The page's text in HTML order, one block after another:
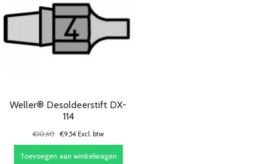
Weller® Desoldeerstift DX-
114
€10,60 €9,54 Excl. btw
Toevoegen aan winkelwagen